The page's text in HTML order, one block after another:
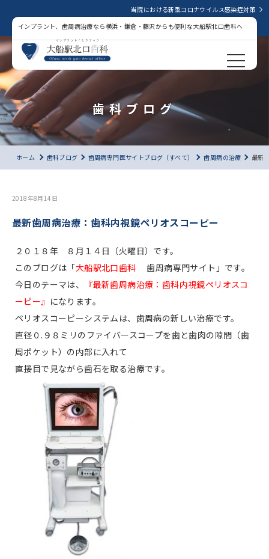
当院における新型コロナウイルス感染症対策
インプラント、歯周病治療なら横浜・鎌倉・藤沢からも便利な大船駅北口歯科へ
歯科ブログ
ホーム 歯科ブログ 歯周病専門医サイトブログ（すべて） 歯周病の治療 最新
2018年8月14日
最新歯周病治療：歯科内視鏡ペリオスコーピー
２０１８年 ８月１４日（火曜日）です。
このブログは「大船駅北口歯科
歯周病専門サイト」です。
今日のテーマは、
『最新歯周病治療：歯科内視鏡ペリオスコ
ーピー』 になります。
ペリオスコーピーシステムは、歯周病の新しい治療です。
直径０.９８ミリのファイバースコープを歯と歯肉の隙間（歯
周ポケット）の内部に入れて
直接目で見ながら歯石を取る治療です。